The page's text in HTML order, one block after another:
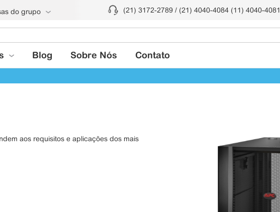
do grupo (21) 3172-2789 / (21) 4040-4084 (11) 4040-4081
Blog Sobre Nós Contato
aos requisitos e aplicações dos mais